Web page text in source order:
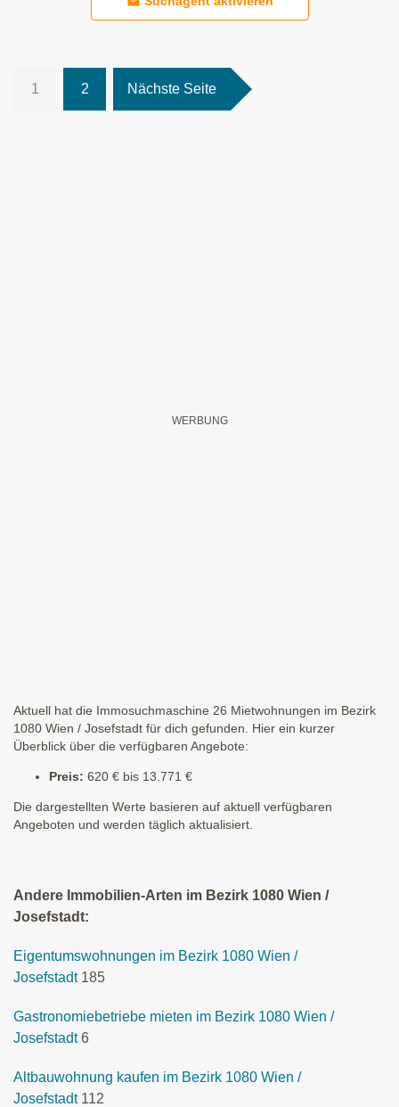
1 2 Nächste Seite
Aktuell hat die Immosuchmaschine 26 Mietwohnungen im Bezirk
1080 Wien / Josefstadt für dich gefunden. Hier ein kurzer
Überblick über die verfügbaren Angebote:
Preis: 620 € bis 13.771 €
Die dargestellten Werte basieren auf aktuell verfügbaren
Angeboten und werden täglich aktualisiert.
Andere Immobilien-Arten im Bezirk 1080 Wien /
Josefstadt:
Eigentumswohnungen im Bezirk 1080 Wien /
Josefstadt 185
Gastronomiebetriebe mieten im Bezirk 1080 Wien /
Josefstadt 6
Altbauwohnung kaufen im Bezirk 1080 Wien /
Josefstadt 112